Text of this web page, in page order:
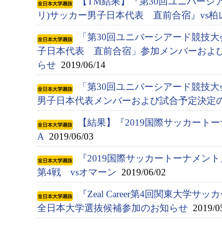
リ)サッカー男子日本代表 直前合宿』vs柏
「第30回ユニバーシアード競技
子日本代表 直前合宿」参加メンバーおよ
らせ 2019/06/14
「第30回ユニバーシアード競技
男子日本代表メンバーおよび試合予定決定
【結果】『2019国際サッカート
A 2019/06/03
『2019国際サッカートーナメン
第4戦 vsオマーン 2019/06/02
『Zeal Career第4回関東大学サ
全日本大学選抜候補参加のお知らせ 2019/